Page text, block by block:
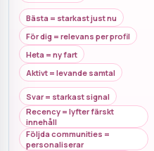
Bästa = starkast just nu
För dig = relevans per profil
Heta = ny fart
Aktivt = levande samtal
Svar = starkast signal
Recency = lyfter färskt
innehåll
Följda communities =
personaliserar